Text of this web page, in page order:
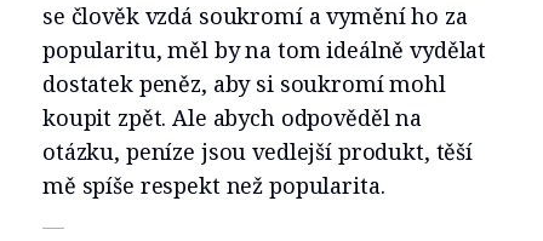
se člověk vzdá soukromí a vymění ho za
popularitu, měl by na tom ideálně vydělat
dostatek peněz, aby si soukromí mohl
koupit zpět. Ale abych odpověděl na
otázku, peníze jsou vedlejší produkt, těší
mě spíše respekt než popularita.
—